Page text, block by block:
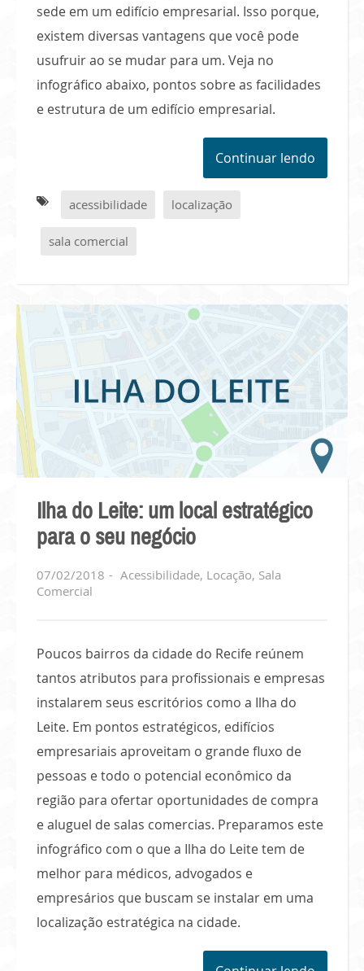
sede em um edifício empresarial. Isso porque,
existem diversas vantagens que você pode
usufruir ao se mudar para um. Veja no
infográfico abaixo, pontos sobre as facilidades
e estrutura de um edifício empresarial.
Continuar lendo
acessibilidade localização
sala comercial
Ilha do Leite: um local estratégico
para o seu negócio
07/02/2018 Acessibilidade, Locação, Sala
Comercial
Poucos bairros da cidade do Recife reúnem
tantos atributos para profissionais e empresas
instalarem seus escritórios como a Ilha do
Leite. Em pontos estratégicos, edifícios
empresariais aproveitam o grande fluxo de
pessoas e todo o potencial econômico da
região para ofertar oportunidades de compra
e aluguel de salas comercias. Preparamos este
infográfico com o que a Ilha do Leite tem de
melhor para médicos, advogados e
empresários que buscam se instalar em uma
localização estratégica na cidade.